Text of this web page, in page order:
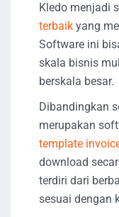
Kledo menjadi
terbaik yang
Software ini
skala bisnis
berskala besar.
Dibandingkan
merupakan
template
download
terdiri dari
sesuai dengan